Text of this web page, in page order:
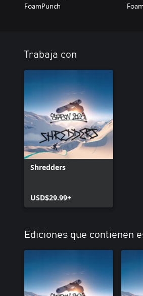
FoamPunch
Trabaja con
Shredders
USD$29.99+
Ediciones que contienen